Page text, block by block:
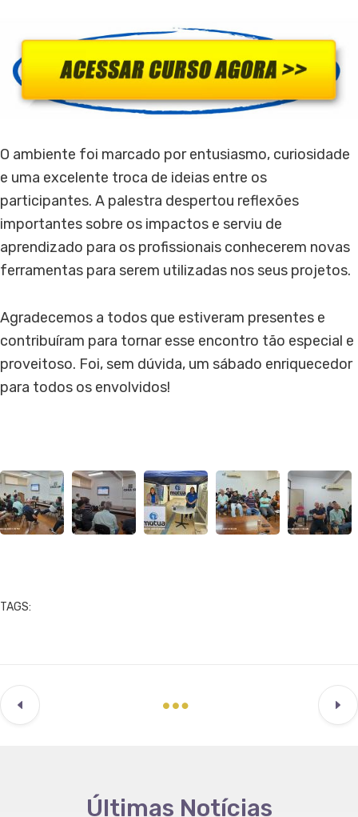
O ambiente foi marcado por entusiasmo, curiosidade
e uma excelente troca de ideias entre os
participantes. A palestra despertou reflexões
importantes sobre os impactos e serviu de
aprendizado para os profissionais conhecerem novas
ferramentas para serem utilizadas nos seus projetos.
Agradecemos a todos que estiveram presentes e
contribuíram para tornar esse encontro tão especial e
proveitoso. Foi, sem dúvida, um sábado enriquecedor
para todos os envolvidos!
TAGS:
Últimas Notícias